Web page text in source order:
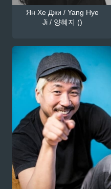
Ян Хе Джи / Yang Hye
Ji / 양혜지 ()